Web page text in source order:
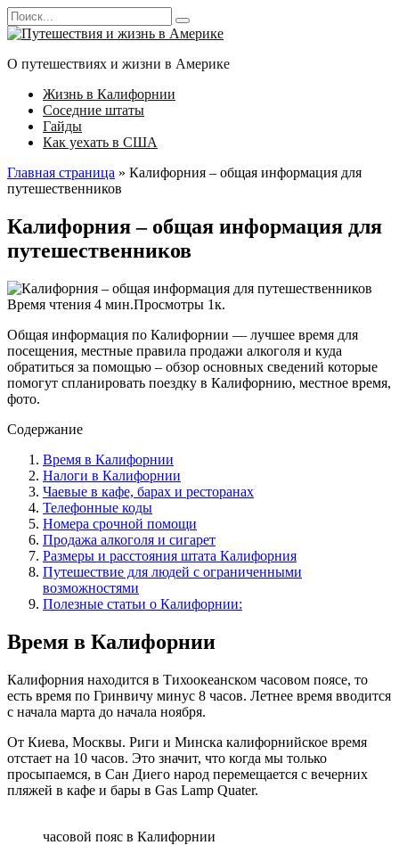
Перейти
к
контенту
Search
for:
О путешествиях и жизни в Америке
Жизнь в Калифорнии
Соседние штаты
Гайды
Как уехать в США
Главная страница » Калифорния – общая информация для
путешественников
Калифорния – общая информация для
путешественников
Время чтения 4 мин.Просмотры 1к.
Общая информация по Калифорнии — лучшее время для
посещения, местные правила продажи алкоголя и куда
обратиться за помощью – обзор основных сведений которые
помогут спланировать поездку в Калифорнию, местное время,
фото.
Содержание
Время в Калифорнии
Налоги в Калифорнии
Чаевые в кафе, барах и ресторанах
Телефонные коды
Номера срочной помощи
Продажа алкоголя и сигарет
Размеры и расстояния штата Калифорния
Путешествие для людей с ограниченными
возможностями
Полезные статьи о Калифорнии:
Время в Калифорнии
Калифорния находится в Тихоокеанском часовом поясе, то
есть время по Гринвичу минус 8 часов. Летнее время вводится
с начала марта до начала ноября.
От Киева, Москвы. Риги и Минска калифорнийское время
отстает на 10 часов. Это значит, что когда мы только
просыпаемся, в Сан Диего народ перемещается с вечерних
пляжей в кафе и бары в Gas Lamp Quater.
часовой пояс в Калифорнии